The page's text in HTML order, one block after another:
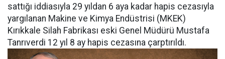
sattığı iddiasıyla 29 yıldan 6 aya kadar hapis cezasıyla
yargılanan Makine ve Kimya Endüstrisi (MKEK)
Kırıkkale Silah Fabrikası eski Genel Müdürü Mustafa
Tanrıverdi 12 yıl 8 ay hapis cezasına çarptırıldı.